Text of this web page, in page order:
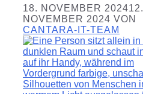
18. NOVEMBER 202412.
NOVEMBER 2024 VON
CANTARA-IT-TEAM